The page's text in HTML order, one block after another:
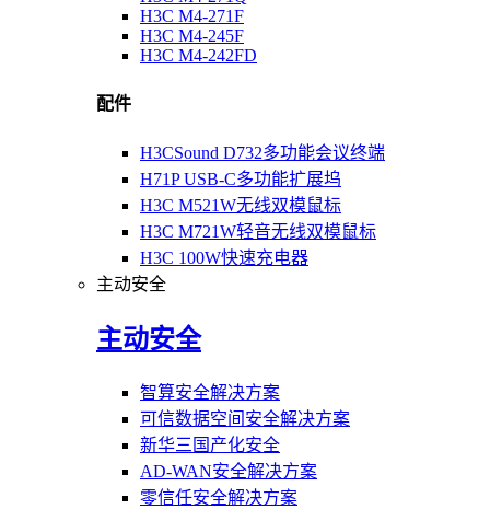
H3C M4-271F
H3C M4-245F
H3C M4-242FD
配件
H3CSound D732多功能会议终端
H71P USB-C多功能扩展坞
H3C M521W无线双模鼠标
H3C M721W轻音无线双模鼠标
H3C 100W快速充电器
主动安全
主动安全
智算安全解决方案
可信数据空间安全解决方案
新华三国产化安全
AD-WAN安全解决方案
零信任安全解决方案